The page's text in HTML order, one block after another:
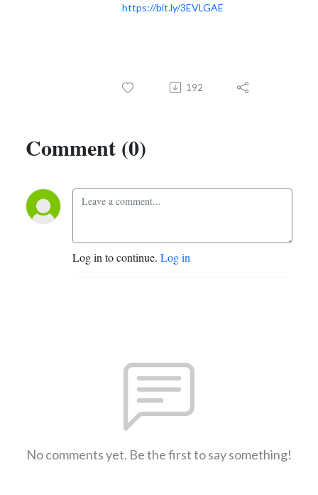
https://bit.ly/3EVLGAE
192
Comment (0)
Log in to continue. Log in
No comments yet. Be the first to say something!